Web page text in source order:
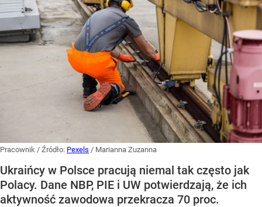
Pracownik / Źródło: Pexels / Marianna Zuzanna
Ukraińcy w Polsce pracują niemal tak często jak
Polacy. Dane NBP, PIE i UW potwierdzają, że ich
aktywność zawodowa przekracza 70 proc.